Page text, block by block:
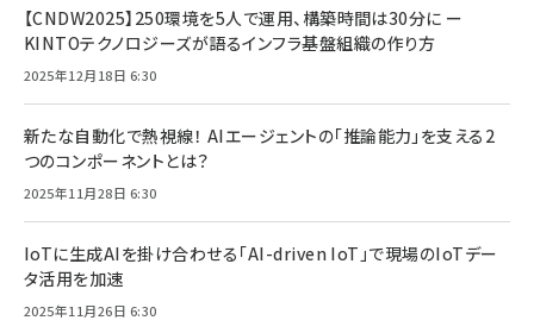
【CNDW2025】250環境を5人で運用、構築時間は30分に ー
KINTOテクノロジーズが語るインフラ基盤組織の作り方
2025年12月18日 6:30
新たな自動化で熱視線！ AIエージェントの「推論能力」を支える2
つのコンポーネントとは？
2025年11月28日 6:30
IoTに生成AIを掛け合わせる「AI-driven IoT」で現場のIoTデー
タ活用を加速
2025年11月26日 6:30